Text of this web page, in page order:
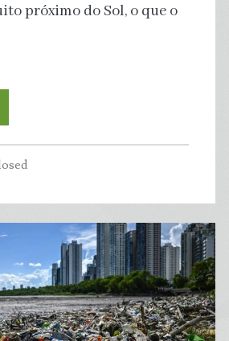
próximo do Sol, o que o
espetáculo